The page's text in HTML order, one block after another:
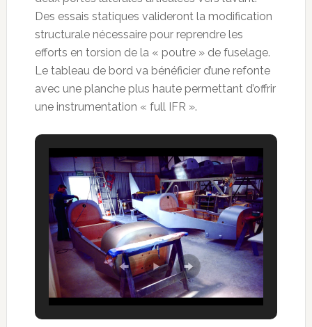
Des essais statiques valideront la modification
structurale nécessaire pour reprendre les
efforts en torsion de la « poutre » de fuselage.
Le tableau de bord va bénéficier d’une refonte
avec une planche plus haute permettant d’offrir
une instrumentation « full IFR ».